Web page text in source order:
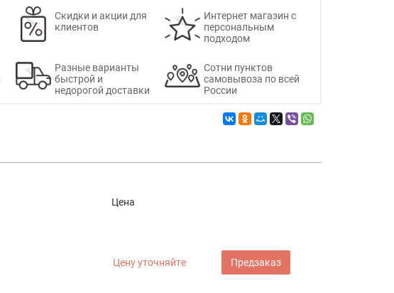
Скидки и акции для
клиентов
Интернет магазин с
персональным
подходом
Разные варианты
быстрой и
недорогой доставки
Сотни пунктов
самовывоза по всей
России
Цена
Цену уточняйте Предзаказ